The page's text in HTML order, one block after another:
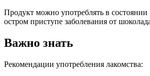
Продукт можно употреблять в
остром приступе заболевания от
Важно знать
Рекомендации употребления лакомства: